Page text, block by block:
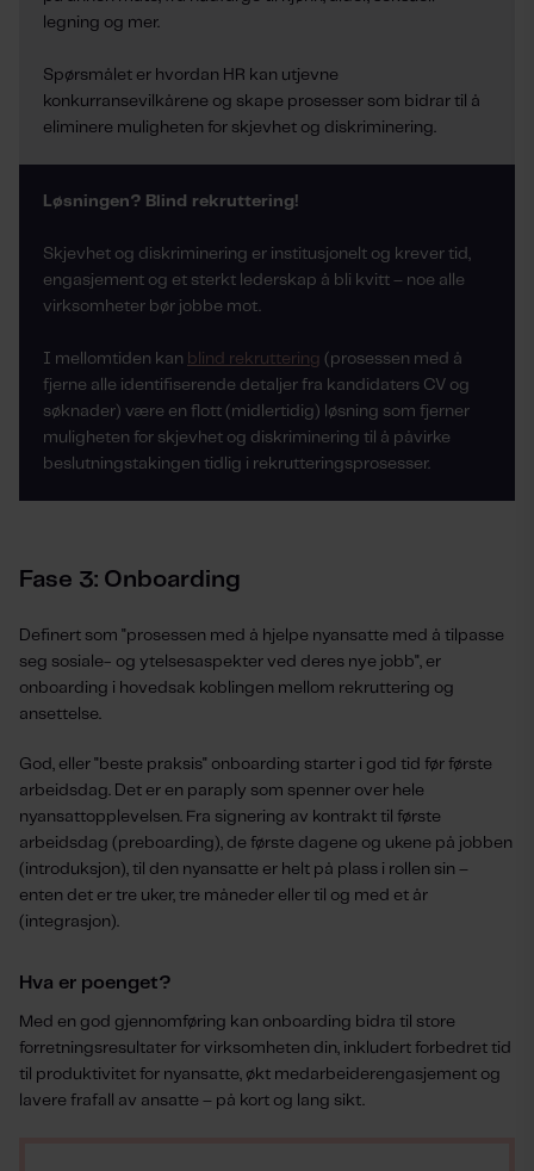
legning og mer.
Spørsmålet er hvordan HR kan utjevne
konkurransevilkårene og skape prosesser som bidrar til å
eliminere muligheten for skjevhet og diskriminering.
Løsningen? Blind rekruttering!
Skjevhet og diskriminering er institusjonelt og krever tid,
engasjement og et sterkt lederskap å bli kvitt – noe alle
virksomheter bør jobbe mot.
I mellomtiden kan blind rekruttering (prosessen med å
fjerne alle identifiserende detaljer fra kandidaters CV og
søknader) være en flott (midlertidig) løsning som fjerner
muligheten for skjevhet og diskriminering til å påvirke
beslutningstakingen tidlig i rekrutteringsprosesser.
Fase 3: Onboarding
Definert som "prosessen med å hjelpe nyansatte med å tilpasse
seg sosiale- og ytelsesaspekter ved deres nye jobb", er
onboarding i hovedsak koblingen mellom rekruttering og
ansettelse.
God, eller "beste praksis" onboarding starter i god tid før første
arbeidsdag. Det er en paraply som spenner over hele
nyansattopplevelsen. Fra signering av kontrakt til første
arbeidsdag (preboarding), de første dagene og ukene på jobben
(introduksjon), til den nyansatte er helt på plass i rollen sin –
enten det er tre uker, tre måneder eller til og med et år
(integrasjon).
Hva er poenget?
Med en god gjennomføring kan onboarding bidra til store
forretningsresultater for virksomheten din, inkludert forbedret tid
til produktivitet for nyansatte, økt medarbeiderengasjement og
lavere frafall av ansatte – på kort og lang sikt.